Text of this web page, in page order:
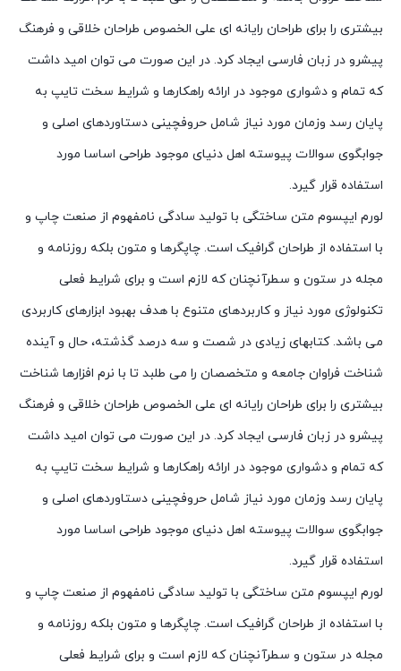
بیشتری را برای طراحان رایانه ای علی الخصوص طراحان خلاقی و فرهنگ
پیشرو در زبان فارسی ایجاد کرد. در این صورت می توان امید داشت
که تمام و دشواری موجود در ارائه راهکارها و شرایط سخت تایپ به
پایان رسد وزمان مورد نیاز شامل حروفچینی دستاوردهای اصلی و
جوابگوی سوالات پیوسته اهل دنیای موجود طراحی اساسا مورد
استفاده قرار گیرد.
لورم ایپسوم متن ساختگی با تولید سادگی نامفهوم از صنعت چاپ و
با استفاده از طراحان گرافیک است. چاپگرها و متون بلکه روزنامه و
مجله در ستون و سطرآنچنان که لازم است و برای شرایط فعلی
تکنولوژی مورد نیاز و کاربردهای متنوع با هدف بهبود ابزارهای کاربردی
می باشد. کتابهای زیادی در شصت و سه درصد گذشته، حال و آینده
شناخت فراوان جامعه و متخصصان را می طلبد تا با نرم افزارها شناخت
بیشتری را برای طراحان رایانه ای علی الخصوص طراحان خلاقی و فرهنگ
پیشرو در زبان فارسی ایجاد کرد. در این صورت می توان امید داشت
که تمام و دشواری موجود در ارائه راهکارها و شرایط سخت تایپ به
پایان رسد وزمان مورد نیاز شامل حروفچینی دستاوردهای اصلی و
جوابگوی سوالات پیوسته اهل دنیای موجود طراحی اساسا مورد
استفاده قرار گیرد.
لورم ایپسوم متن ساختگی با تولید سادگی نامفهوم از صنعت چاپ و
با استفاده از طراحان گرافیک است. چاپگرها و متون بلکه روزنامه و
مجله در ستون و سطرآنچنان که لازم است و برای شرایط فعلی